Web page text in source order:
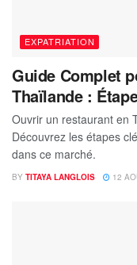
EXPATRIATION
Guide Complet
Thaïlande :
Ouvrir un restaurant en
Découvrez les étapes
dans ce marché.
BY TITAYA LANGLOIS 12